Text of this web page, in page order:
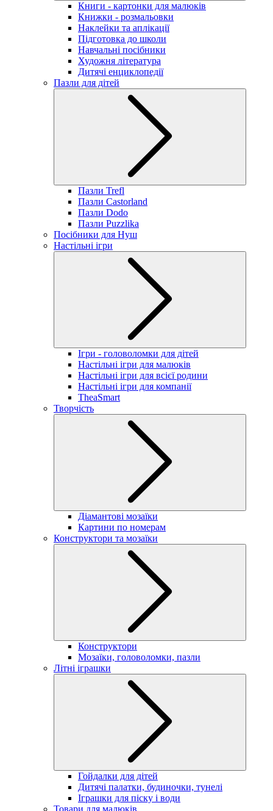
Книги - картонки для малюків
Книжки - розмальовки
Наклейки та аплікації
Підготовка до школи
Навчальні посібники
Художня література
Дитячі енциклопедії
Пазли для дітей
Пазли Trefl
Пазли Castorland
Пазли Dodo
Пазли Puzzlika
Посібники для Нуш
Настільні ігри
Ігри - головоломки для дітей
Настільні ігри для малюків
Настільні ігри для всієї родини
Настільні ігри для компанії
TheaSmart
Творчість
Діамантові мозаїки
Картини по номерам
Конструктори та мозаїки
Конструктори
Мозаїки, головоломки, пазли
Літні іграшки
Гойдалки для дітей
Дитячі палатки, будиночки, тунелі
Іграшки для піску і води
Товари для малюків